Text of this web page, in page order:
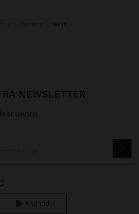
tenis
NEWSLETTER
Android